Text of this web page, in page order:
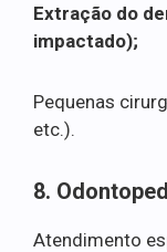
Extração do
impactado);
Pequenas
etc.).
8.
Atendimento